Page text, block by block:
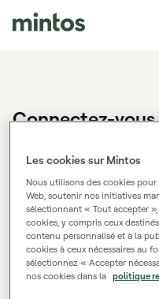
Connectez-
Adresse e-mail
Les cookies sur Mintos
Nous utilisons des cookies
Web, soutenir nos initiatives
sélectionnant « Tout accepter
cookies, y compris ceux
contenu personnalisé et à la
cookies à ceux nécessaires au
sélectionnez « Accepter
nos cookies dans la politique